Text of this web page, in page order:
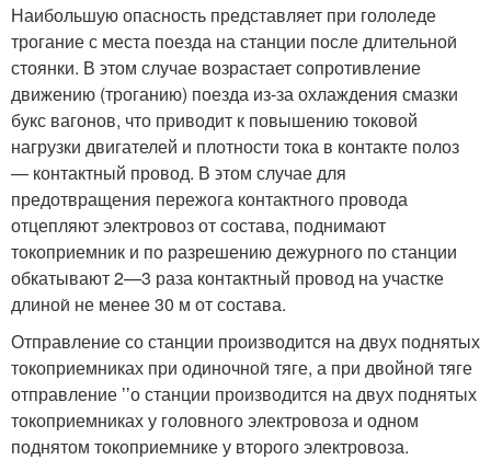
Наибольшую опасность представляет при гололеде
трогание с места поезда на станции после длительнои̌
стоянки. В ϶том случае возрастает сопротивление
движению (троганию) поезда из-за охлаждения смазки
букс вагонов, что приводит к повыше­нию токовой
нагрузки двигателей и плотности тока в контакте полоз
— контактный провод. В ϶том случае для
предотвращения пережога контактного провода
отцепляют электровоз от состава, поднимают
токоприемник и по разрешению дежурного по стан­ции
обкатывают 2—3 раза контактный провод на участке
длинои̌ не менее 30 м от состава.
Отправление со станции производится на двух поднятых
токо­приемниках при одиночнои̌ тяге, а при двойнои̌ тяге
отправление ʼʼо станции производится на двух поднятых
токоприемниках у головного электровоза и одном
поднятом токоприемнике у второ­го электровоза.